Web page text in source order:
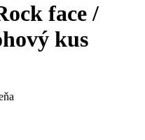
face /
kus